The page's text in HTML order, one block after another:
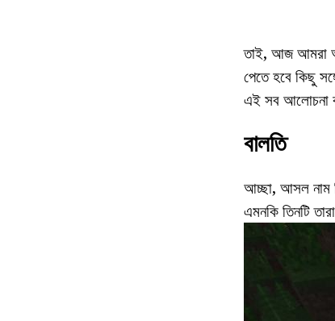
তাই, আজ আমরা
পেতে হবে কিছু
এই সব আলোচনা
বালতি
আচ্ছা, আসল নাম
এমনকি তিনটি